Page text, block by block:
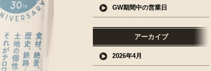
GW期間中の営業日
アーカイブ
2026年4月